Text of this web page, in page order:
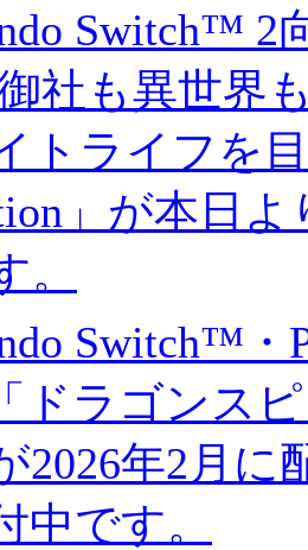
Switch™ 2
社も異世界
トライフを
」が本日
。
Switch™・
ドラゴンス
2026年2月
中です。